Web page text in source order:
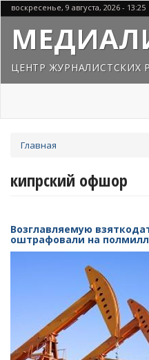
Перейти
к
основному
содержанию
воскресенье, 9 августа, 2026 - 13:25
ЦЕНТР ЖУРНАЛИСТСКИХ
здесь
Главная
кипрский офшор
Возглавляемую
оштрафовали на